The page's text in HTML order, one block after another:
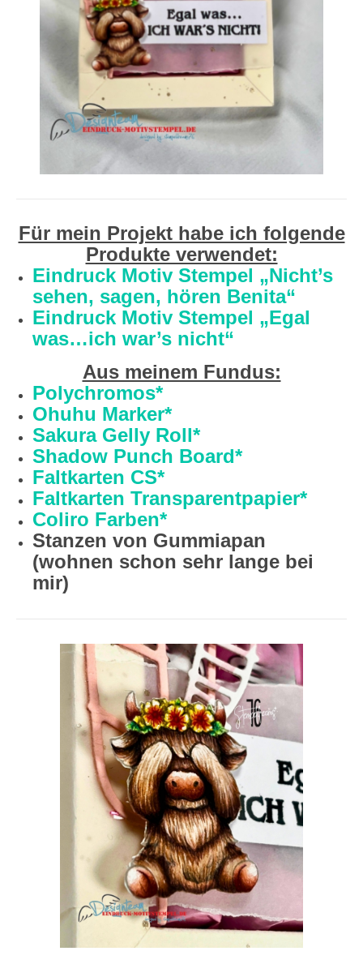
Für mein Projekt habe ich folgende
Produkte verwendet:
Eindruck Motiv Stempel „Nicht’s
sehen, sagen, hören Benita“
Eindruck Motiv Stempel „Egal
was…ich war’s nicht“
Aus meinem Fundus:
Polychromos*
Ohuhu Marker*
Sakura Gelly Roll*
Shadow Punch Board*
Faltkarten CS*
Faltkarten Transparentpapier*
Coliro Farben*
Stanzen von Gummiapan
(wohnen schon sehr lange bei
mir)